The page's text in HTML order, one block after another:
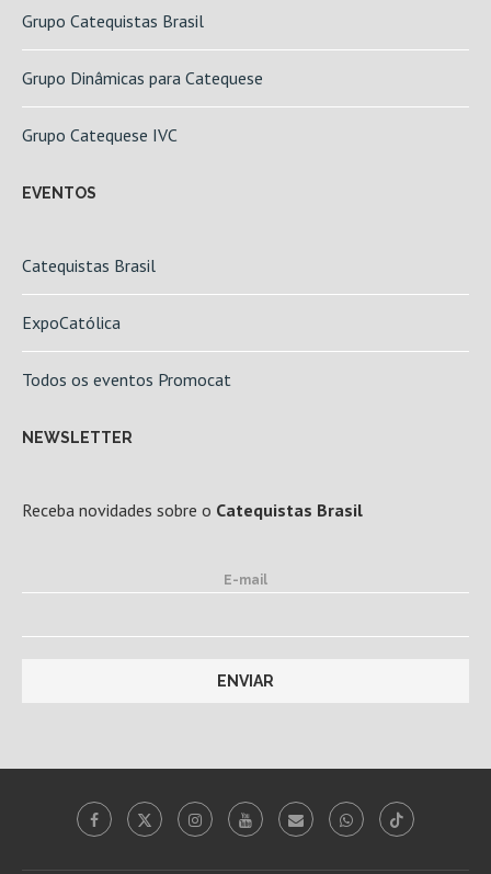
Grupo Catequistas Brasil
Grupo Dinâmicas para Catequese
Grupo Catequese IVC
EVENTOS
Catequistas Brasil
ExpoCatólica
Todos os eventos Promocat
NEWSLETTER
Receba novidades sobre o Catequistas Brasil
E-mail